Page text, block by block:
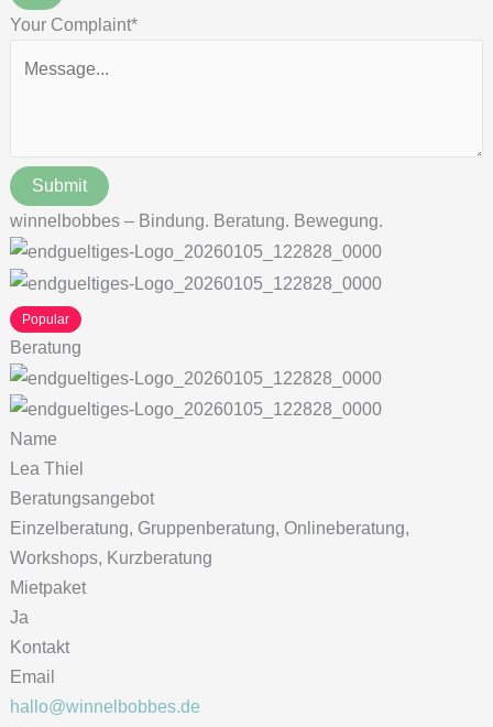
Your Complaint*
Submit
winnelbobbes – Bindung. Beratung. Bewegung.
Popular
Beratung
Name
Lea Thiel
Beratungsangebot
Einzelberatung, Gruppenberatung, Onlineberatung,
Workshops, Kurzberatung
Mietpaket
Ja
Kontakt
Email
hallo@winnelbobbes.de